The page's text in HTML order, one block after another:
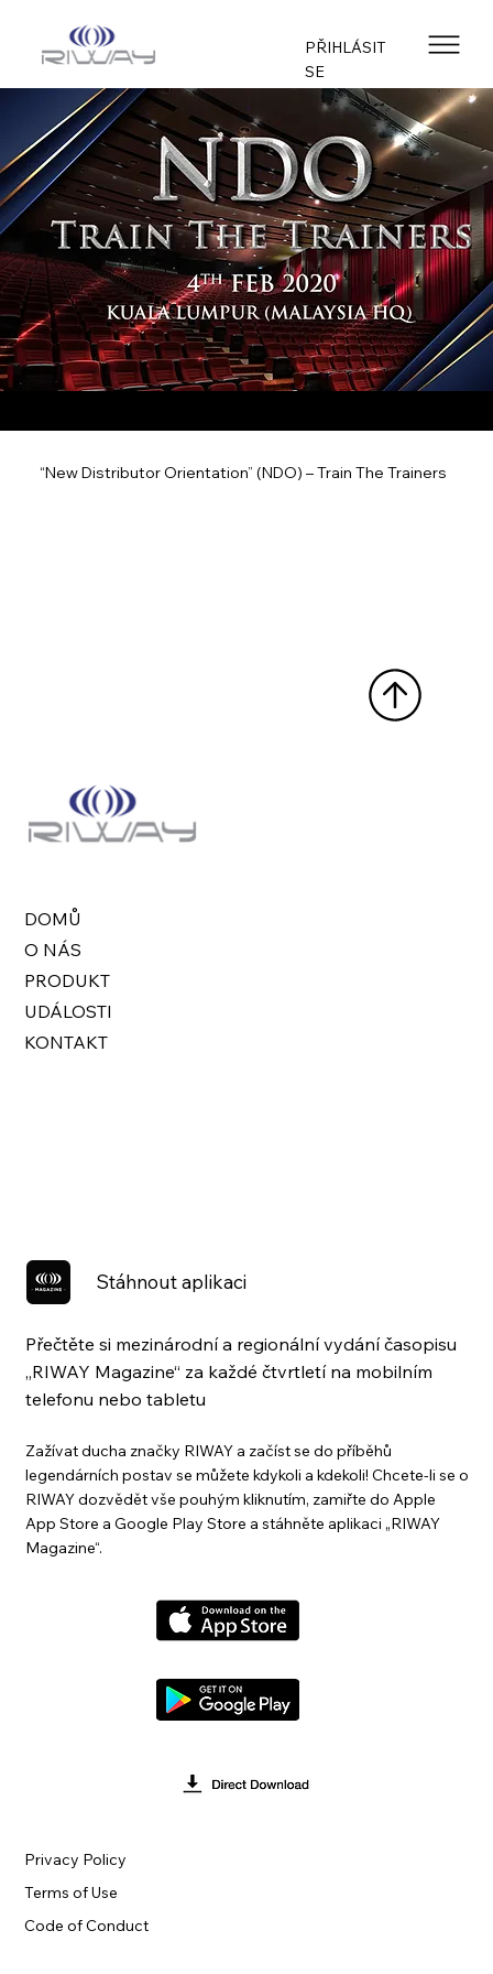
PŘIHLÁSIT
SE
“New Distributor Orientation” (NDO) – Train The Trainers
DOMŮ
O NÁS
PRODUKT
UDÁLOSTI
KONTAKT
Stáhnout aplikaci
Přečtěte si mezinárodní a regionální vydání časopisu
„RIWAY Magazine“ za každé čtvrtletí na mobilním
telefonu nebo tabletu
Zažívat ducha značky RIWAY a začíst se do příběhů
legendárních postav se můžete kdykoli a kdekoli! Chcete-li se o
RIWAY dozvědět vše pouhým kliknutím, zamiřte do Apple
App Store a Google Play Store a stáhněte aplikaci „RIWAY
Magazine“.
Terms of Use
Privacy Policy
Code of Conduct